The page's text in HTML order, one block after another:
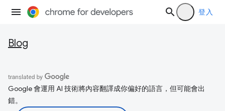
登入
Blog
Google 會運用 AI 技術將內容翻譯成你偏好的語言，但可能會出
錯。